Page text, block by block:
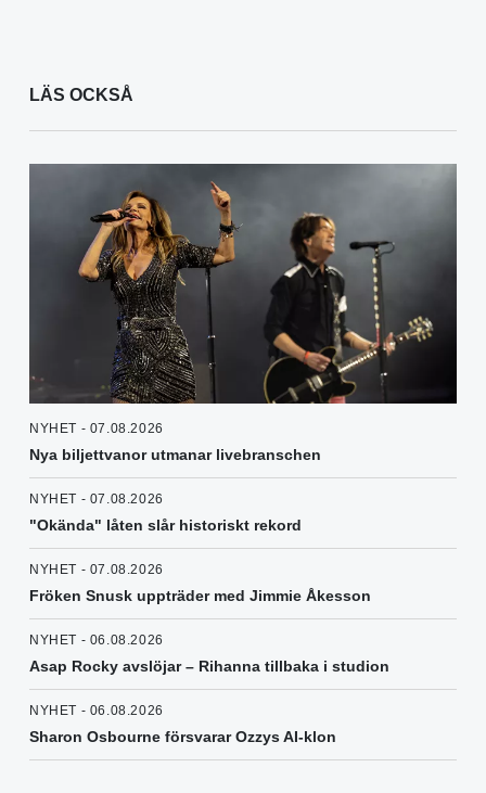
LÄS OCKSÅ
NYHET - 07.08.2026
Nya biljettvanor utmanar livebranschen
NYHET - 07.08.2026
"Okända" låten slår historiskt rekord
NYHET - 07.08.2026
Fröken Snusk uppträder med Jimmie Åkesson
NYHET - 06.08.2026
Asap Rocky avslöjar – Rihanna tillbaka i studion
NYHET - 06.08.2026
Sharon Osbourne försvarar Ozzys AI-klon